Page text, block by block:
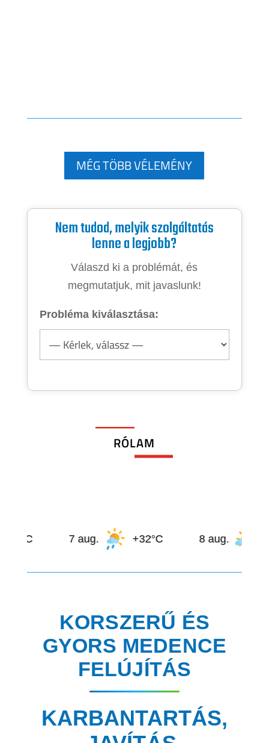
MÉG TÖBB VÉLEMÉNY
Nem tudod, melyik szolgáltatás
lenne a legjobb?
Válaszd ki a problémát, és
megmutatjuk, mit javaslunk!
Probléma kiválasztása:
RÓLAM
7 aug. +32°C 8 aug. +30°C
KORSZERŰ ÉS
GYORS MEDENCE
FELÚJÍTÁS
KARBANTARTÁS,